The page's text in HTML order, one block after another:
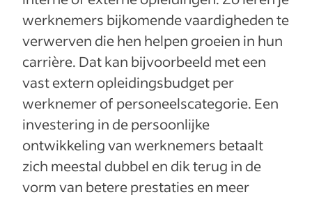
werknemers bijkomende vaardigheden te
verwerven die hen helpen groeien in hun
carrière. Dat kan bijvoorbeeld met een
vast extern opleidingsbudget per
werknemer of personeelscategorie. Een
investering in de persoonlijke
ontwikkeling van werknemers betaalt
zich meestal dubbel en dik terug in de
vorm van betere prestaties en meer